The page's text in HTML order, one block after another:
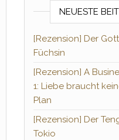
NEUESTE
[Rezension] Der
Füchsin
[Rezension] A
1: Liebe braucht
Plan
[Rezension] Der
Tokio